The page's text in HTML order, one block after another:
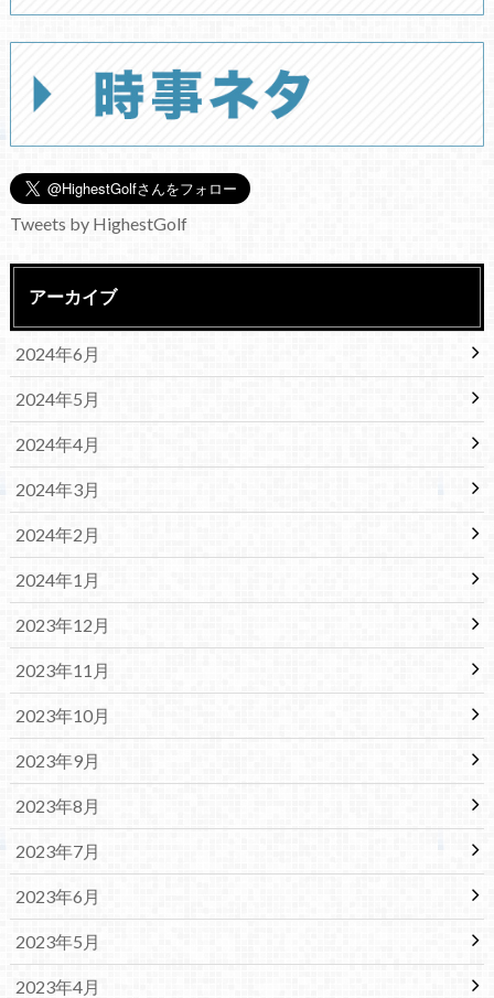
Tweets by HighestGolf
アーカイブ
2024年6月
2024年5月
2024年4月
2024年3月
2024年2月
2024年1月
2023年12月
2023年11月
2023年10月
2023年9月
2023年8月
2023年7月
2023年6月
2023年5月
2023年4月